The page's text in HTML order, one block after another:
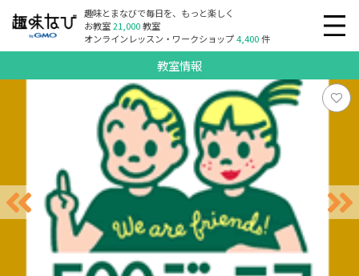
趣味とまなびで毎日を、もっと楽しく
お教室21,000教室
オンラインレッスン・ワークショップ4,400件
教室情報